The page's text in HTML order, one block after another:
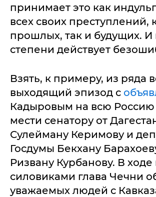
принимает это как
всех своих преступлений,
прошлых, так и будущих. И
степени действует
Взять, к примеру, из ряда
выходящий эпизод с
Кадыровым на всю Россию
мести сенатору от
Сулейману Керимову и
Госдумы Бекхану
Ризвану Курбанову. В ходе
силовиками глава Чечни
уважаемых людей с